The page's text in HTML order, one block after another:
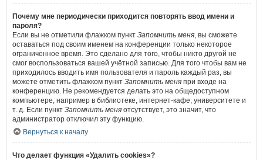
Почему мне периодически приходится повторять ввод имени и
пароля?
Если вы не отметили флажком пункт Запомнить меня, вы сможете
оставаться под своим именем на конференции только некоторое
ограниченное время. Это сделано для того, чтобы никто другой не
смог воспользоваться вашей учётной записью. Для того чтобы вам не
приходилось вводить имя пользователя и пароль каждый раз, вы
можете отметить флажком пункт Запомнить меня при входе на
конференцию. Не рекомендуется делать это на общедоступном
компьютере, например в библиотеке, интернет-кафе, университете и
т. д. Если пункт Запомнить меня отсутствует, это значит, что
администратор отключил эту функцию.
Вернуться к началу
Что делает функция «Удалить cookies»?